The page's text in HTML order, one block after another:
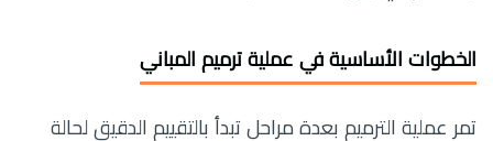
الخطوات الأساسية في عملية ترميم المباني
تمر عملية الترميم بعدة مراحل تبدأ بالتقييم الدقيق لحالة